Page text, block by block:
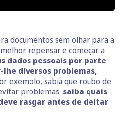
documentos sem olhar para a
repensar e começar a
dados pessoais por parte
diversos problemas,
exemplo, sabia que roubo de
problemas, saiba quais
rasgar antes de deitar